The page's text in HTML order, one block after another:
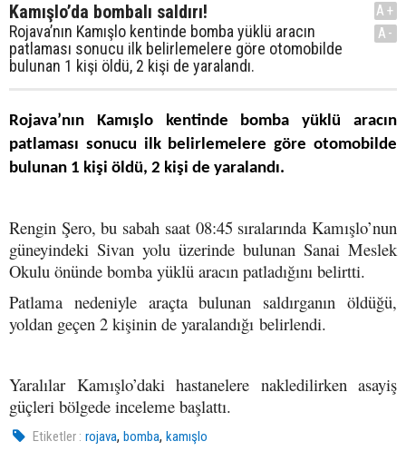
Kamışlo’da bombalı saldırı!
Rojava’nın Kamışlo kentinde bomba yüklü aracın
patlaması sonucu ilk belirlemelere göre otomobilde
bulunan 1 kişi öldü, 2 kişi de yaralandı.
A+
A-
Rojava’nın Kamışlo kentinde bomba yüklü aracın
patlaması sonucu ilk belirlemelere göre otomobilde
bulunan 1 kişi öldü, 2 kişi de yaralandı.
Rengin Şero, bu sabah saat 08:45 sıralarında Kamışlo’nun
güneyindeki Sivan yolu üzerinde bulunan Sanai Meslek
Okulu önünde bomba yüklü aracın patladığını belirtti.
Patlama nedeniyle araçta bulunan saldırganın öldüğü,
yoldan geçen 2 kişinin de yaralandığı belirlendi.
Yaralılar Kamışlo’daki hastanelere nakledilirken asayiş
güçleri bölgede inceleme başlattı.
Etiketler : rojava,bomba,kamışlo